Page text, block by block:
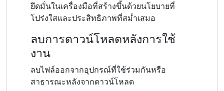
ยึดมั่นในเครื่องมือที่สร้างขึ้นด้วยนโยบายที่
โปร่งใสและประสิทธิภาพที่สม่ำเสมอ
ลบการดาวน์โหลดหลังการใช้
งาน
ลบไฟล์ออกจากอุปกรณ์ที่ใช้ร่วมกันหรือ
สาธารณะหลังจากดาวน์โหลด